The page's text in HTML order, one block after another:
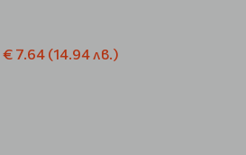
€ 7.64 (14.94 лв.)